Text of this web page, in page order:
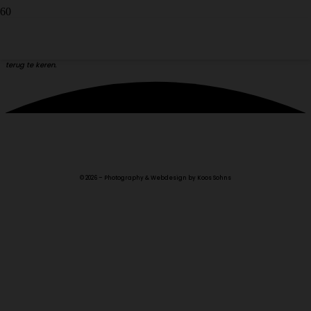
terug te keren.
© 2026 – Photography & Webdesign by Koos Sohns